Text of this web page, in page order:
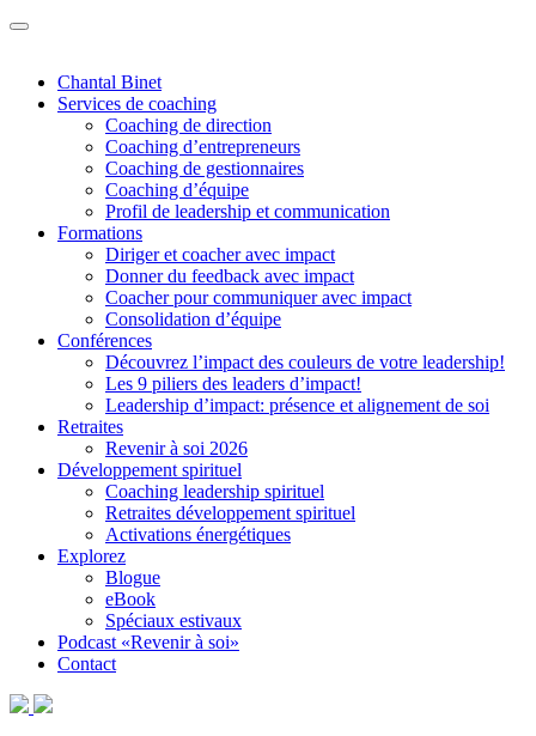
Chantal Binet
Services de coaching
Coaching de direction
Coaching d’entrepreneurs
Coaching de gestionnaires
Coaching d’équipe
Profil de leadership et communication
Formations
Diriger et coacher avec impact
Donner du feedback avec impact
Coacher pour communiquer avec impact
Consolidation d’équipe
Conférences
Découvrez l’impact des couleurs de votre leadership!
Les 9 piliers des leaders d’impact!
Leadership d’impact: présence et alignement de soi
Retraites
Revenir à soi 2026
Développement spirituel
Coaching leadership spirituel
Retraites développement spirituel
Activations énergétiques
Explorez
Blogue
eBook
Spéciaux estivaux
Podcast «Revenir à soi»
Contact